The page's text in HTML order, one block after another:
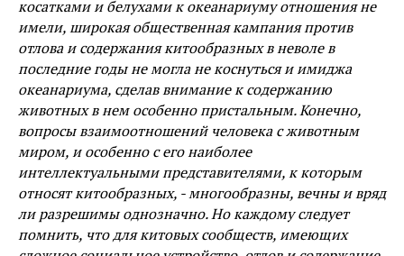
косатками и белухами к океанариуму отношения не
имели, широкая общественная кампания против
отлова и содержания китообразных в неволе в
последние годы не могла не коснуться и имиджа
океанариума, сделав внимание к содержанию
животных в нем особенно пристальным. Конечно,
вопросы взаимоотношений человека с животным
миром, и особенно с его наиболее
интеллектуальными представителями, к которым
относят китообразных, - многообразны, вечны и вряд
ли разрешимы однозначно. Но каждому следует
помнить, что для китовых сообществ, имеющих